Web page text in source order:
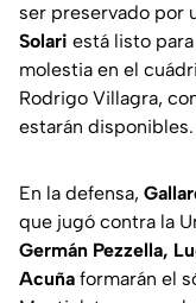
ser preservado por
Solari está listo
molestia en el
Rodrigo Villagra,
estarán disponibles.
En la defensa,
que jugó contra la
Germán Pezzella,
Acuña formarán el